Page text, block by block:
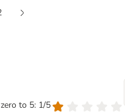
to 5: 1/5